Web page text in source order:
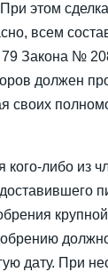
этом
всем
79 Закона №
должен
своих
кого-либо из
дату. При